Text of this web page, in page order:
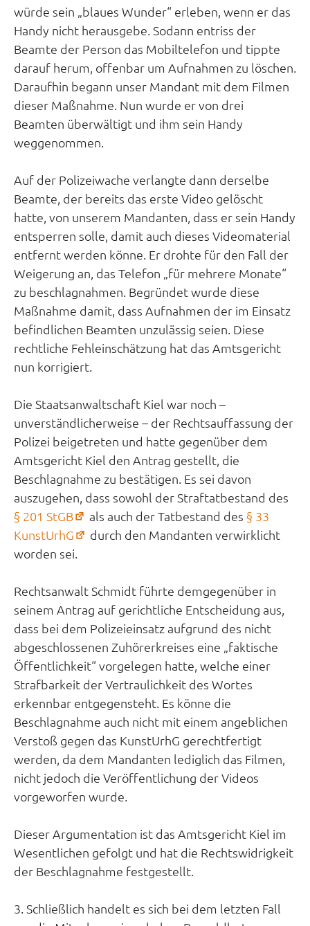
würde sein „blaues Wunder“ erleben, wenn er das
Handy nicht herausgebe. Sodann entriss der
Beamte der Person das Mobiltelefon und tippte
darauf herum, offenbar um Aufnahmen zu löschen.
Daraufhin begann unser Mandant mit dem Filmen
dieser Maßnahme. Nun wurde er von drei
Beamten überwältigt und ihm sein Handy
weggenommen.
Auf der Polizeiwache verlangte dann derselbe
Beamte, der bereits das erste Video gelöscht
hatte, von unserem Mandanten, dass er sein Handy
entsperren solle, damit auch dieses Videomaterial
entfernt werden könne. Er drohte für den Fall der
Weigerung an, das Telefon „für mehrere Monate“
zu beschlagnahmen. Begründet wurde diese
Maßnahme damit, dass Aufnahmen der im Einsatz
befindlichen Beamten unzulässig seien. Diese
rechtliche Fehleinschätzung hat das Amtsgericht
nun korrigiert.
Die Staatsanwaltschaft Kiel war noch –
unverständlicherweise – der Rechtsauffassung der
Polizei beigetreten und hatte gegenüber dem
Amtsgericht Kiel den Antrag gestellt, die
Beschlagnahme zu bestätigen. Es sei davon
auszugehen, dass sowohl der Straftatbestand des
§ 201 StGB
(öffnet
in
als auch der Tatbestand des § 33
KunstUrhG
(öffnet
Tab)
durch den Mandanten verwirklicht
worden sei.
Rechtsanwalt Schmidt führte demgegenüber in
seinem Antrag auf gerichtliche Entscheidung aus,
dass bei dem Polizeieinsatz aufgrund des nicht
abgeschlossenen Zuhörerkreises eine „faktische
Öffentlichkeit“ vorgelegen hatte, welche einer
Strafbarkeit der Vertraulichkeit des Wortes
erkennbar entgegensteht. Es könne die
Beschlagnahme auch nicht mit einem angeblichen
Verstoß gegen das KunstUrhG gerechtfertigt
werden, da dem Mandanten lediglich das Filmen,
nicht jedoch die Veröffentlichung der Videos
vorgeworfen wurde.
Dieser Argumentation ist das Amtsgericht Kiel im
Wesentlichen gefolgt und hat die Rechtswidrigkeit
der Beschlagnahme festgestellt.
3. Schließlich handelt es sich bei dem letzten Fall